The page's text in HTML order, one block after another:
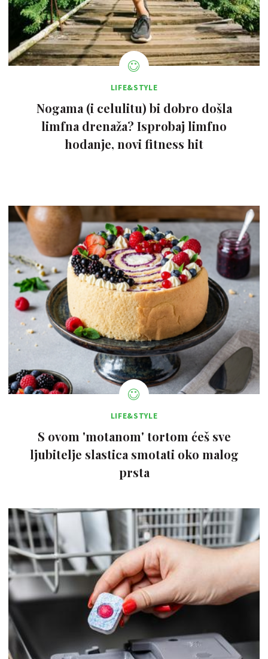
LIFE&STYLE
Nogama (i celulitu) bi dobro došla
limfna drenaža? Isprobaj limfno
hodanje, novi fitness hit
LIFE&STYLE
S ovom 'motanom' tortom ćeš sve
ljubitelje slastica smotati oko malog
prsta